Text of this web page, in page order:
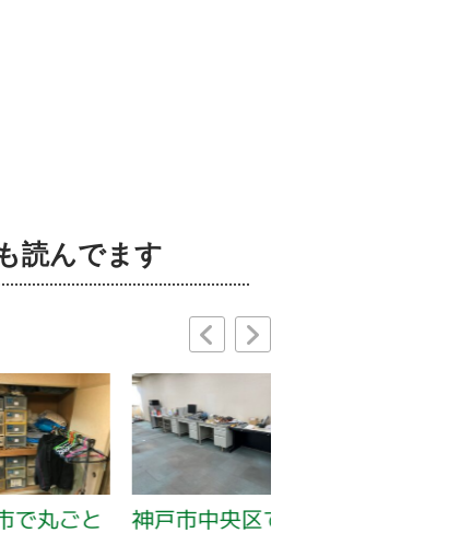
読んでます
丸ごと
神戸市中央区で